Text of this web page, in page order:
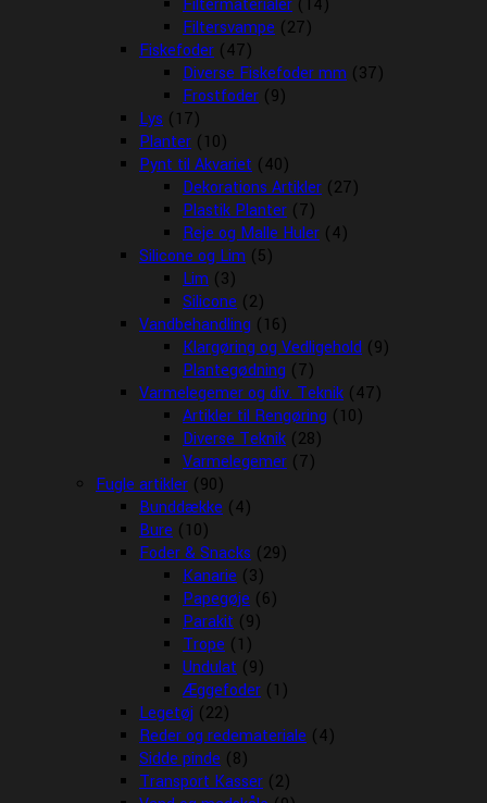
Filtermaterialer (14)
Filtersvampe (27)
Fiskefoder (47)
Diverse Fiskefoder mm (37)
Frostfoder (9)
Lys (17)
Planter (10)
Pynt til Akvariet (40)
Dekorations Artikler (27)
Plastik Planter (7)
Reje og Malle Huler (4)
Silicone og Lim (5)
Lim (3)
Silicone (2)
Vandbehandling (16)
Klargøring og Vedligehold (9)
Plantegødning (7)
Varmelegemer og div. Teknik (47)
Artikler til Rengøring (10)
Diverse Teknik (28)
Varmelegemer (7)
Fugle artikler (90)
Bunddække (4)
Bure (10)
Foder & Snacks (29)
Kanarie (3)
Papegøje (6)
Parakit (9)
Trope (1)
Undulat (9)
Æggefoder (1)
Legetøj (22)
Reder og redemateriale (4)
Sidde pinde (8)
Transport Kasser (2)